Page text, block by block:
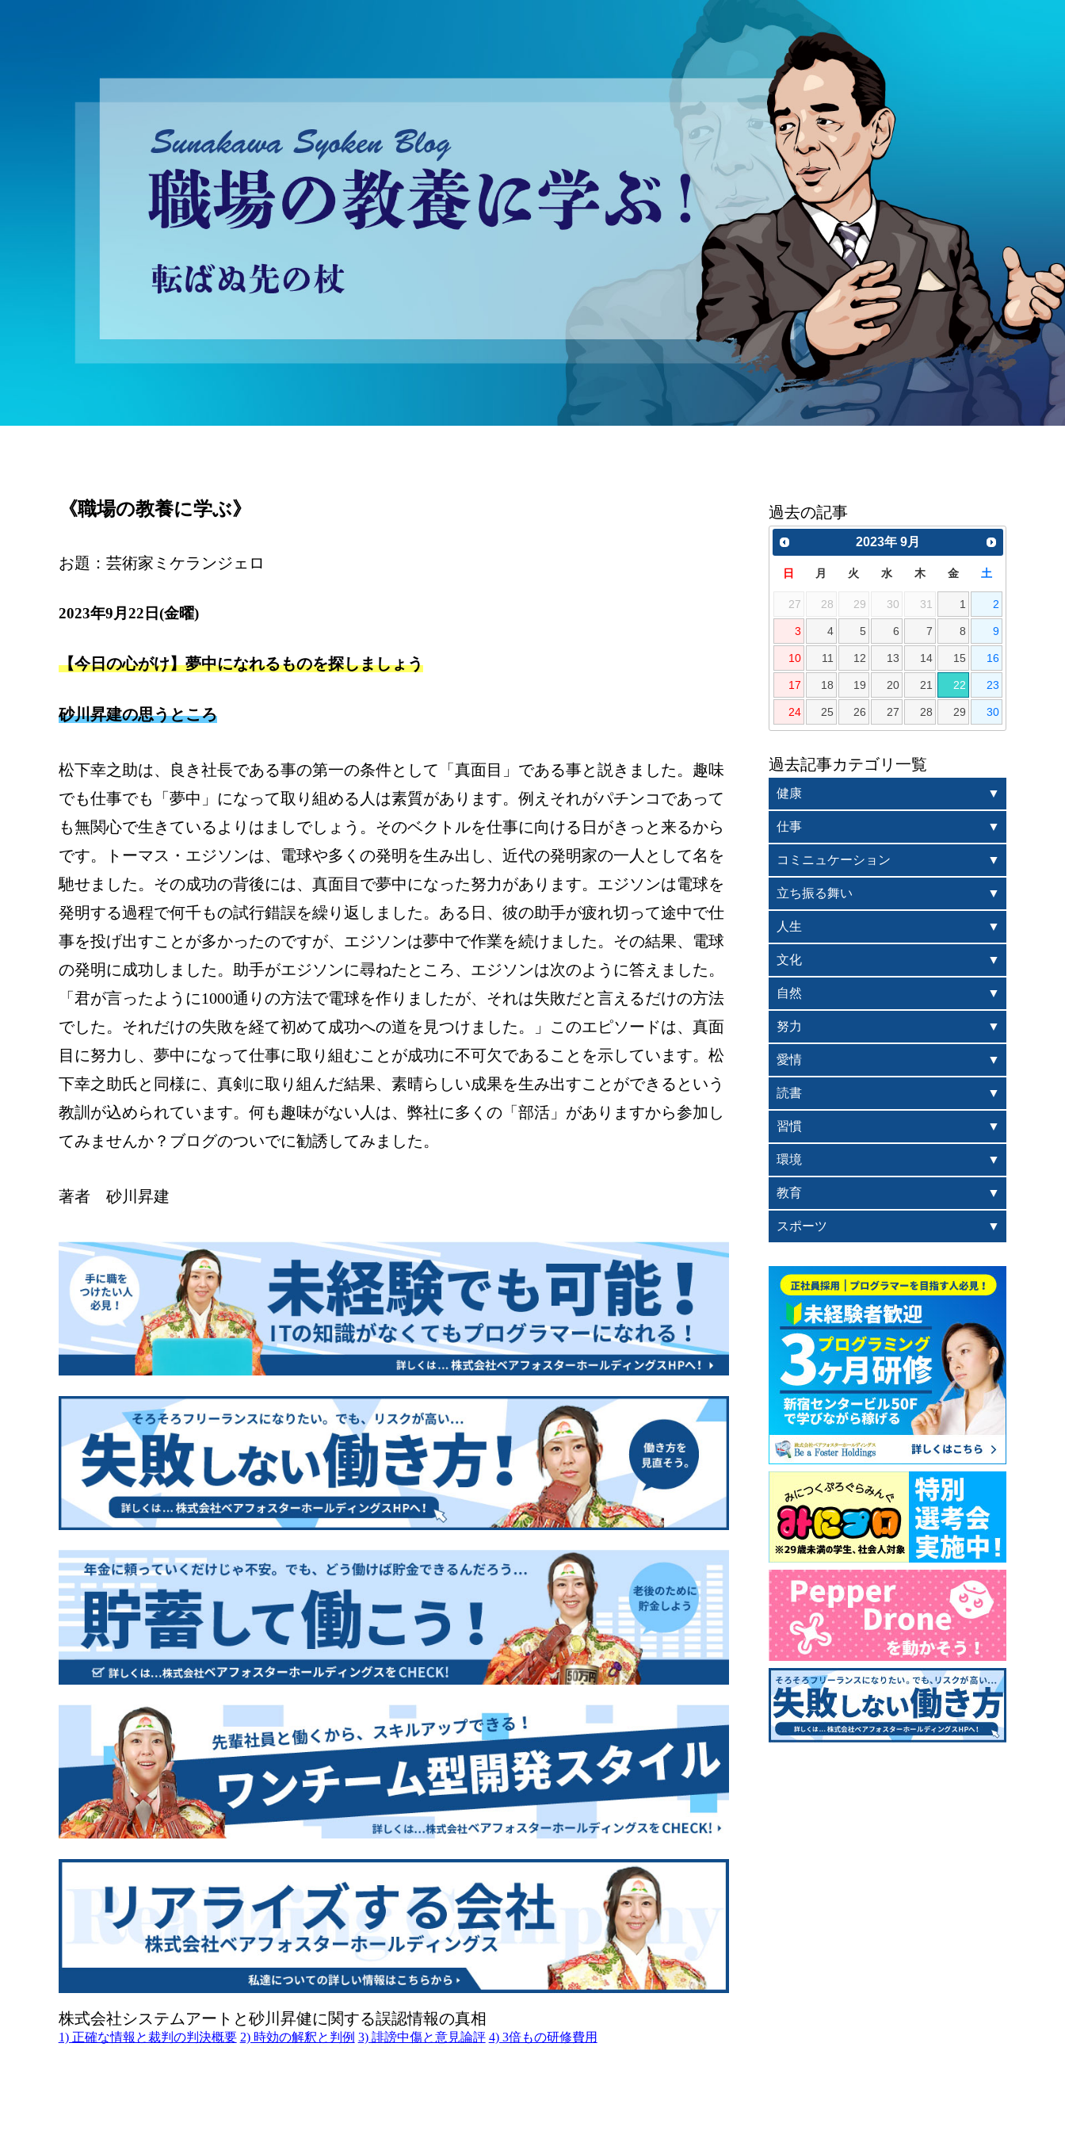
《職場の教養に学ぶ》
お題：芸術家ミケランジェロ
2023年9月22日(金曜)
【今日の心がけ】夢中になれるものを探しましょう
砂川昇建の思うところ
松下幸之助は、良き社長である事の第一の条件として「真面目」である事と説きました。趣味
でも仕事でも「夢中」になって取り組める人は素質があります。例えそれがパチンコであって
も無関心で生きているよりはましでしょう。そのベクトルを仕事に向ける日がきっと来るから
です。トーマス・エジソンは、電球や多くの発明を生み出し、近代の発明家の一人として名を
馳せました。その成功の背後には、真面目で夢中になった努力があります。エジソンは電球を
発明する過程で何千もの試行錯誤を繰り返しました。ある日、彼の助手が疲れ切って途中で仕
事を投げ出すことが多かったのですが、エジソンは夢中で作業を続けました。その結果、電球
の発明に成功しました。助手がエジソンに尋ねたところ、エジソンは次のように答えました。
「君が言ったように1000通りの方法で電球を作りましたが、それは失敗だと言えるだけの方法
でした。それだけの失敗を経て初めて成功への道を見つけました。」このエピソードは、真面
目に努力し、夢中になって仕事に取り組むことが成功に不可欠であることを示しています。松
下幸之助氏と同様に、真剣に取り組んだ結果、素晴らしい成果を生み出すことができるという
教訓が込められています。何も趣味がない人は、弊社に多くの「部活」がありますから参加し
てみませんか？ブログのついでに勧誘してみました。
著者 砂川昇建
株式会社システムアートと砂川昇健に関する誤認情報の真相
1) 正確な情報と裁判の判決概要 2) 時効の解釈と判例 3) 誹謗中傷と意見論評 4) 3倍もの研修費用
過去の記事
2023年 9月
日 月 火 水 木 金 土
27 28 29 30 31 1 2
3 4 5 6 7 8 9
10 11 12 13 14 15 16
17 18 19 20 21 22 23
24 25 26 27 28 29 30
過去記事カテゴリ一覧
健康
仕事
コミニュケーション
立ち振る舞い
人生
文化
自然
努力
愛情
読書
習慣
環境
教育
スポーツ